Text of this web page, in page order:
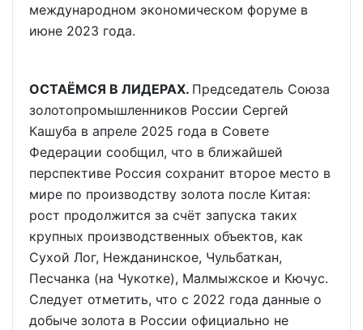
международном экономическом форуме в
июне 2023 года.
ОСТАЁМСЯ В ЛИДЕРАХ. Председатель Союза
золотопромышленников России Сергей
Кашуба в апреле 2025 года в Совете
Федерации сообщил, что в ближайшей
перспективе Россия сохранит второе место в
мире по производству золота после Китая:
рост продолжится за счёт запуска таких
крупных производственных объектов, как
Сухой Лог, Нежданинское, Чульбаткан,
Песчанка (на Чукотке), Малмыжское и Кючус.
Следует отметить, что с 2022 года данные о
добыче золота в России официально не